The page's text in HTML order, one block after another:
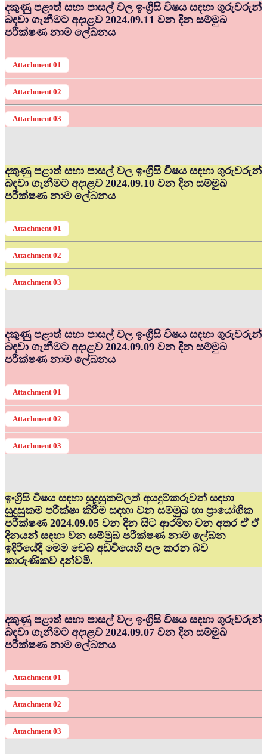
දකුණු පළාත් සභා පාසල් වල ඉංග්‍රීසි විෂය සඳහා ගුරුවරුන්
බඳවා ගැනීමට අදාළව 2024.09.11 වන දින සම්මුඛ
පරීක්ෂණ නාම ලේඛනය
Attachment 01
Attachment 02
Attachment 03
දකුණු පළාත් සභා පාසල් වල ඉංග්‍රීසි විෂය සඳහා ගුරුවරුන්
බඳවා ගැනීමට අදාළව 2024.09.10 වන දින සම්මුඛ
පරීක්ෂණ නාම ලේඛනය
Attachment 01
Attachment 02
Attachment 03
දකුණු පළාත් සභා පාසල් වල ඉංග්‍රීසි විෂය සඳහා ගුරුවරුන්
බඳවා ගැනීමට අදාළව 2024.09.09 වන දින සම්මුඛ
පරීක්ෂණ නාම ලේඛනය
Attachment 01
Attachment 02
Attachment 03
ඉංග්‍රීසි විෂය සඳහා සුදුසුකම්ලත් අයදුම්කරුවන් සඳහා
සුදුසුකම් පරීක්ෂා කිරීම සඳහා වන සම්මුඛ හා ප්‍රායෝගික
පරීක්ෂණ 2024.09.05 වන දින සිට ආරම්භ වන අතර ඒ ඒ
දිනයන් සඳහා වන සම්මුඛ පරීක්ෂණ නාම ලේඛන
ඉදිරියේදී මෙම වෙබ් අඩවියෙහි පල කරන බව
කාරුණිකව දන්වමි.
දකුණු පළාත් සභා පාසල් වල ඉංග්‍රීසි විෂය සඳහා ගුරුවරුන්
බඳවා ගැනීමට අදාළව 2024.09.07 වන දින සම්මුඛ
පරීක්ෂණ නාම ලේඛනය
Attachment 01
Attachment 02
Attachment 03